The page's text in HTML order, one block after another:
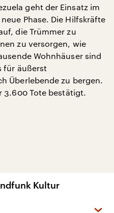
geht der Einsatz im
Phase. Die Hilfskräfte
die Trümmer zu
zu versorgen, wie
Wohnhäuser sind
für äußerst
Überlebende zu bergen.
3.600 Tote bestätigt.
Kultur